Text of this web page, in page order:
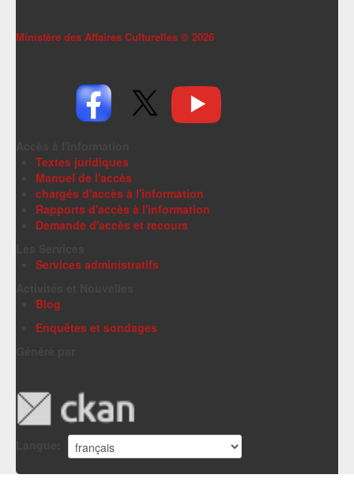
Ministère des Affaires Culturelles © 2026
Textes juridiques
Manuel de l'accès
chargés d'accès à l'information
Rapports d'accès à l'information
Demande d'accès et recours
Services administratifs
Blog
Enquêtes et sondages